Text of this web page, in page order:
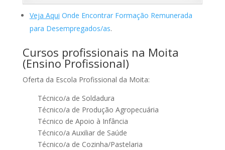
Veja Aqui Onde Encontrar Formação Remunerada
para Desempregados/as.
Cursos profissionais na Moita
(Ensino Profissional)
Oferta da Escola Profissional da Moita:
Técnico/a de Soldadura
Técnico/a de Produção Agropecuária
Técnico de Apoio à Infância
Técnico/a Auxiliar de Saúde
Técnico/a de Cozinha/Pastelaria